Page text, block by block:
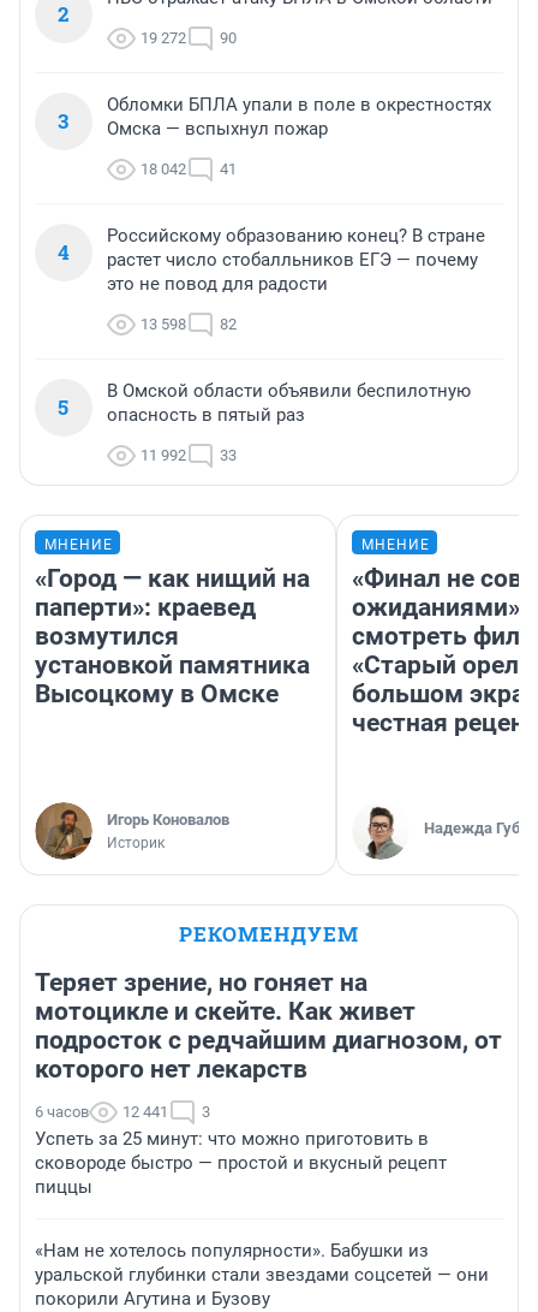
2
19 272 90
3
Обломки БПЛА упали в поле в окрестностях
Омска — вспыхнул пожар
18 042 41
4
Российскому образованию конец? В стране
растет число стобалльников ЕГЭ — почему
это не повод для радости
13 598 82
5
В Омской области объявили беспилотную
опасность в пятый раз
11 992 33
МНЕНИЕ
«Город — как нищий на
паперти»: краевед
возмутился
установкой памятника
Высоцкому в Омске
Игорь Коновалов
Историк
МНЕНИЕ
«Финал не
ожиданиями»:
смотреть
«Старый орел»
большом
честная
Надежда
РЕКОМЕНДУЕМ
Теряет зрение, но гоняет на
мотоцикле и скейте. Как живет
подросток с редчайшим диагнозом, от
которого нет лекарств
6 часов 12 441 3
Успеть за 25 минут: что можно приготовить в
сковороде быстро — простой и вкусный рецепт
пиццы
«Нам не хотелось популярности». Бабушки из
уральской глубинки стали звездами соцсетей — они
покорили Агутина и Бузову